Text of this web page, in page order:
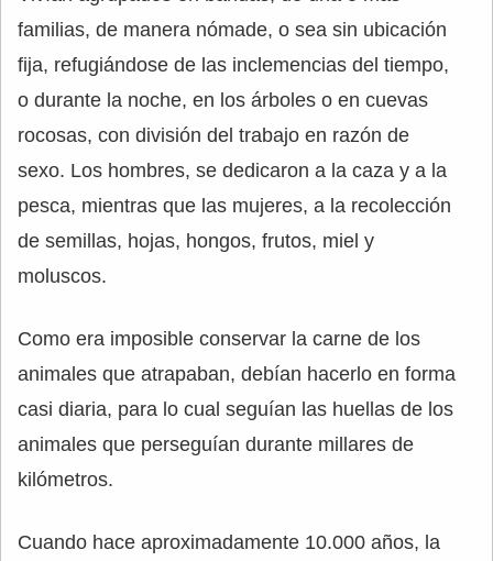
familias, de manera nómade, o sea sin ubicación
fija, refugiándose de las inclemencias del tiempo,
o durante la noche, en los árboles o en cuevas
rocosas, con división del trabajo en razón de
sexo. Los hombres, se dedicaron a la caza y a la
pesca, mientras que las mujeres, a la recolección
de semillas, hojas, hongos, frutos, miel y
moluscos.
Como era imposible conservar la carne de los
animales que atrapaban, debían hacerlo en forma
casi diaria, para lo cual seguían las huellas de los
animales que perseguían durante millares de
kilómetros.
Cuando hace aproximadamente 10.000 años, la